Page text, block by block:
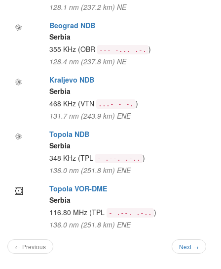
128.1 nm (237.2 km) NE
Beograd NDB
Serbia
355 KHz (OBR --- -... .-. )
128.4 nm (237.8 km) NE
Kraljevo NDB
Serbia
468 KHz (VTN ...- - -. )
131.7 nm (243.9 km) ENE
Topola NDB
Serbia
348 KHz (TPL - .--. .-.. )
136.0 nm (251.8 km) ENE
Topola VOR-DME
Serbia
116.80 MHz (TPL - .--. .-.. )
136.0 nm (251.8 km) ENE
← Previous Next →